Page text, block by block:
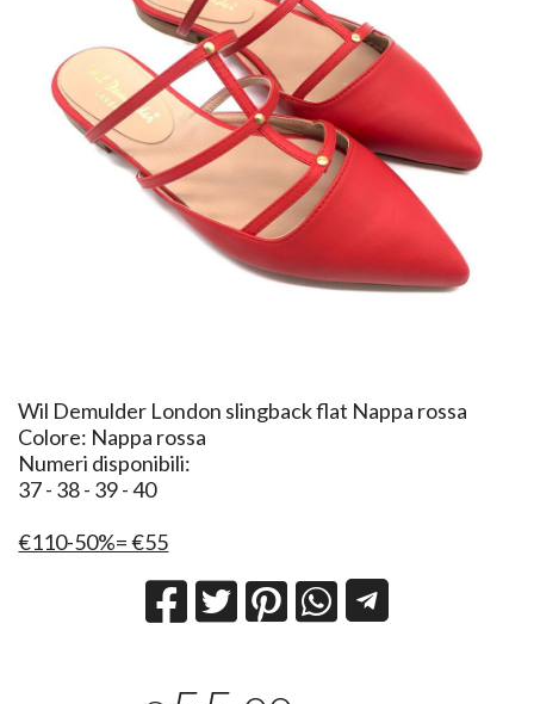
​Wil Demulder London slingback flat Nappa rossa
Colore: Nappa rossa
Numeri disponibili:
37 - 38 - 39 - 40
€110-50%= €55